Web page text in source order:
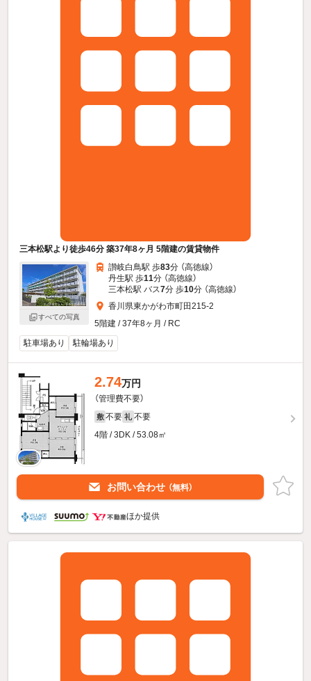
三本松駅より徒歩46分 築37年8ヶ月 5階建の賃貸物件
すべての写真
讃岐白鳥駅 歩83分 （高徳線）
丹生駅 歩11分 （高徳線）
三本松駅 バス7分 歩10分 （高徳線）
香川県東かがわ市町田215-2
5階建 / 37年8ヶ月 / RC
駐車場あり
駐輪場あり
2.74万円
（管理費不要）
敷 不要 礼 不要
4階 / 3DK / 53.08㎡
お問い合わせ （無料）
ほか提供